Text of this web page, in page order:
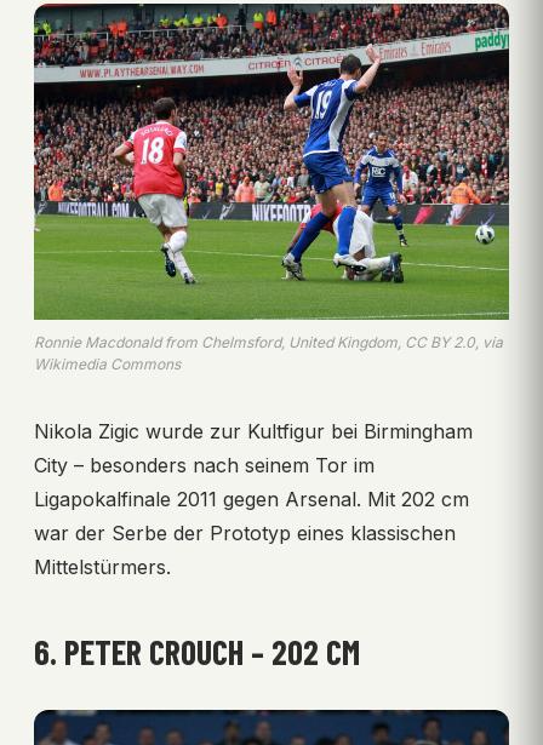
Ronnie Macdonald from Chelmsford, United Kingdom, CC BY 2.0, via
Wikimedia Commons
Nikola Zigic wurde zur Kultfigur bei Birmingham
City – besonders nach seinem Tor im
Ligapokalfinale 2011 gegen Arsenal. Mit 202 cm
war der Serbe der Prototyp eines klassischen
Mittelstürmers.
6. PETER CROUCH – 202 CM